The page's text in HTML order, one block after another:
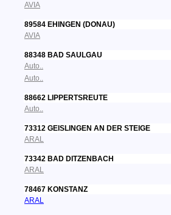
AVIA
89584 EHINGEN (DONAU)
AVIA
88348 BAD SAULGAU
Auto..
Auto..
88662 LIPPERTSREUTE
Auto..
73312 GEISLINGEN AN DER STEIGE
ARAL
73342 BAD DITZENBACH
ARAL
78467 KONSTANZ
ARAL